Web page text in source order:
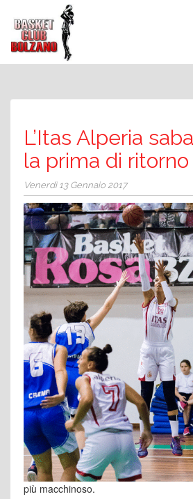
L’Itas Alperia
la prima di
Venerdì 13 Gennaio 2017
più macchinoso.